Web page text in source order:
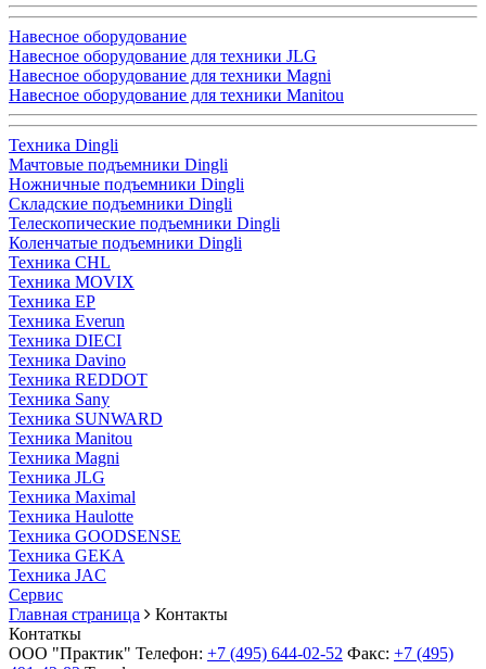
Навесное оборудование
Навесное оборудование для техники JLG
Навесное оборудование для техники Magni
Навесное оборудование для техники Manitou
Техника Dingli
Мачтовые подъемники Dingli
Ножничные подъемники Dingli
Складские подъемники Dingli
Телескопические подъемники Dingli
Коленчатые подъемники Dingli
Техника CHL
Техника MOVIX
Техника EP
Техника Everun
Техника DIECI
Техника Davino
Техника REDDOT
Техника Sany
Техника SUNWARD
Техника Manitou
Техника Magni
Техника JLG
Техника Maximal
Техника Haulotte
Техника GOODSENSE
Техника GEKA
Техника JAC
Cервис
Главная страница
Контакты
Контаткы
ООО "Практик" Телефон: +7 (495) 644-02-52 Факс: +7 (495)